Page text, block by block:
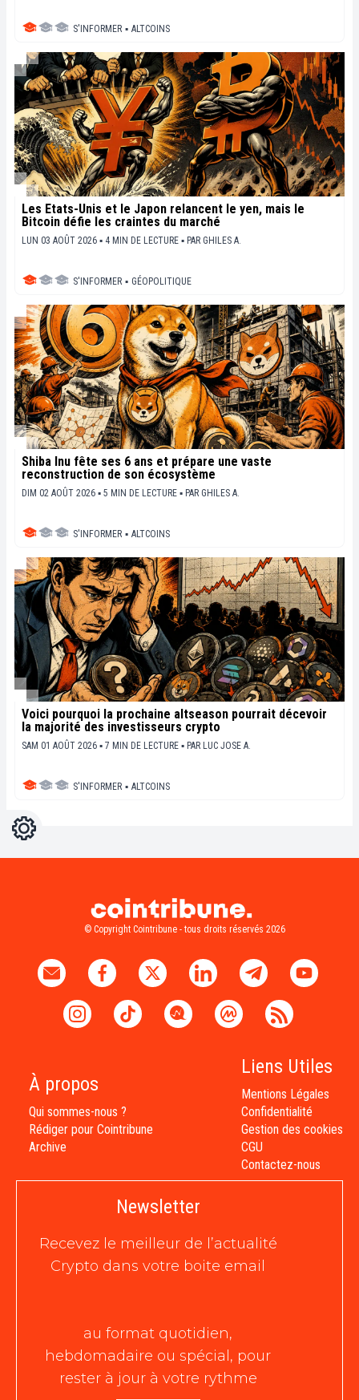
S'INFORMER ▪ ALTCOINS
Les États-Unis et le Japon relancent le yen, mais le
Bitcoin défie les craintes du marché
LUN 03 AOÛT 2026 ▪ 4 MIN DE LECTURE ▪ PAR GHILES A.
S'INFORMER ▪ GÉOPOLITIQUE
Shiba Inu fête ses 6 ans et prépare une vaste
reconstruction de son écosystème
DIM 02 AOÛT 2026 ▪ 5 MIN DE LECTURE ▪ PAR GHILES A.
S'INFORMER ▪ ALTCOINS
Voici pourquoi la prochaine altseason pourrait décevoir
la majorité des investisseurs crypto
SAM 01 AOÛT 2026 ▪ 7 MIN DE LECTURE ▪ PAR LUC JOSE A.
S'INFORMER ▪ ALTCOINS
Réglages
© Copyright Cointribune - tous droits réservés 2026
À propos
Qui sommes-nous ?
Rédiger pour Cointribune
Archive
Liens Utiles
Mentions Légales
Confidentialité
Gestion des cookies
CGU
Contactez-nous
Newsletter
Recevez le meilleur de l’actualité
Crypto dans votre boite email
au format quotidien,
hebdomadaire ou spécial, pour
rester à jour à votre rythme